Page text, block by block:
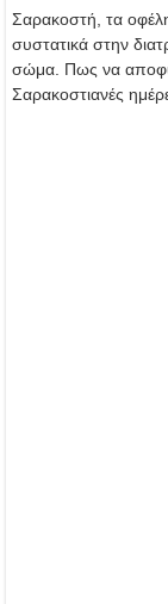
Σαρακοστή, τα
συστατικά στην
σώμα. Πως να
Σαρακοστιανές